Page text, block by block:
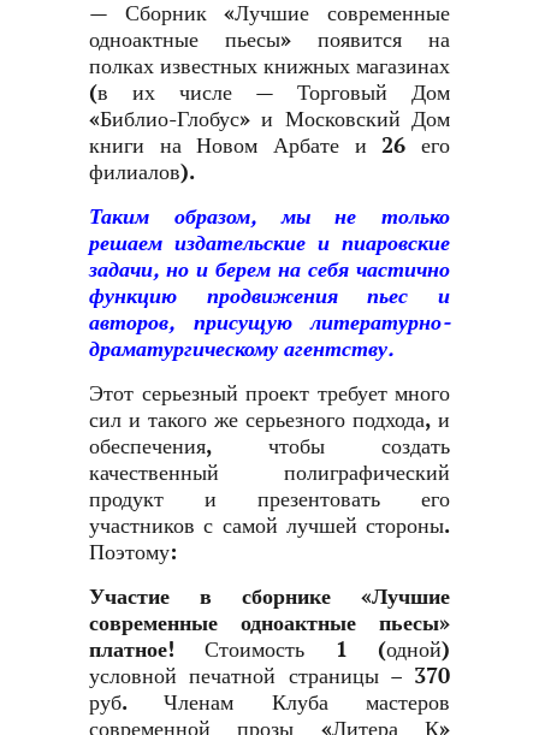
— Сборник «Лучшие современные
одноактные пьесы» появится на
полках известных книжных магазинах
(в их числе — Торговый Дом
«Библио-Глобус» и Московский Дом
книги на Новом Арбате и 26 его
филиалов).
Таким образом, мы не только
решаем издательские и пиаровские
задачи, но и берем на себя частично
функцию продвижения пьес и
авторов, присущую литературно-
драматургическому агентству.
Этот серьезный проект требует много
сил и такого же серьезного подхода, и
обеспечения, чтобы создать
качественный полиграфический
продукт и презентовать его
участников с самой лучшей стороны.
Поэтому:
Участие в сборнике «Лучшие
современные одноактные пьесы»
платное! Стоимость 1 (одной)
условной печатной страницы – 370
руб. Членам Клуба мастеров
современной прозы «Литера К»